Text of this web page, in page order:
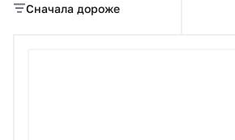
Сначала дороже